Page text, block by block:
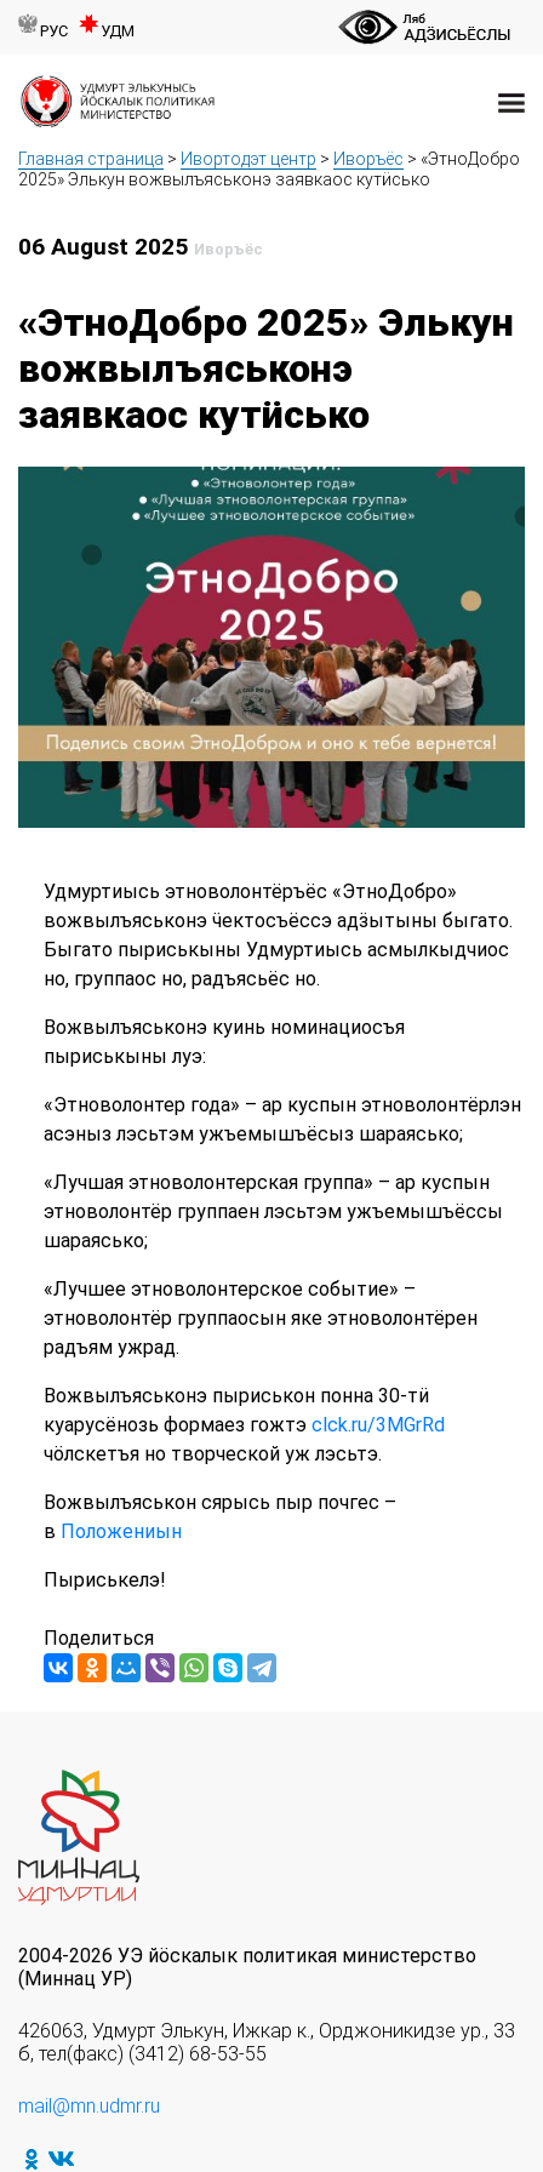
РУС УДМ
Главная страница > Ивортодэт центр > Иворъёс > «ЭтноДобро
2025» Элькун вожвылъяськонэ заявкаос кутӥсько
06 August 2025 Иворъёс
«ЭтноДобро 2025» Элькун
вожвылъяськонэ
заявкаос кутӥсько
Удмуртиысь этноволонтёръёс «ЭтноДобро»
вожвылъяськонэ ӵектосъёссэ адӟытыны быгато.
Быгато пыриськыны Удмуртиысь асмылкыдчиос
но, группаос но, радъясьёс но.
Вожвылъяськонэ куинь номинациосъя
пыриськыны луэ:
«Этноволонтер года» – ар куспын этноволонтёрлэн
асэныз лэсьтэм ужъемышъёсыз шараясько;
«Лучшая этноволонтерская группа» – ар куспын
этноволонтёр группаен лэсьтэм ужъемышъёссы
шараясько;
«Лучшее этноволонтерское событие» –
этноволонтёр группаосын яке этноволонтёрен
радъям ужрад.
Вожвылъяськонэ пыриськон понна 30-тӥ
куарусёнозь формаез гожтэ clck.ru/3MGrRd
чӧлскетъя но творческой уж лэсьтэ.
Вожвылъяськон сярысь пыр почгес –
в Положениын
Пыриськелэ!
Поделиться
2004-2026 УЭ йöскалык политикая министерство
(Миннац УР)
426063, Удмурт Элькун, Ижкар к., Орджоникидзе ур., 33
б, тел(факс) (3412) 68-53-55
mail@mn.udmr.ru